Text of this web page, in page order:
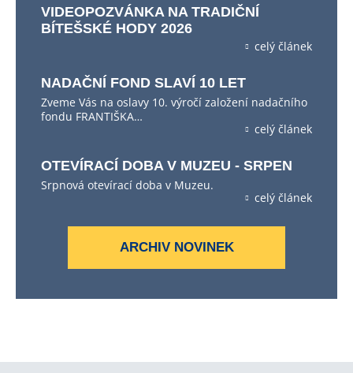
VIDEOPOZVÁNKA NA TRADIČNÍ
BÍTEŠSKÉ HODY 2026
celý článek
NADAČNÍ FOND SLAVÍ 10 LET
Zveme Vás na oslavy 10. výročí založení nadačního
fondu FRANTIŠKA…
celý článek
OTEVÍRACÍ DOBA V MUZEU - SRPEN
Srpnová otevírací doba v Muzeu.
celý článek
ARCHIV NOVINEK